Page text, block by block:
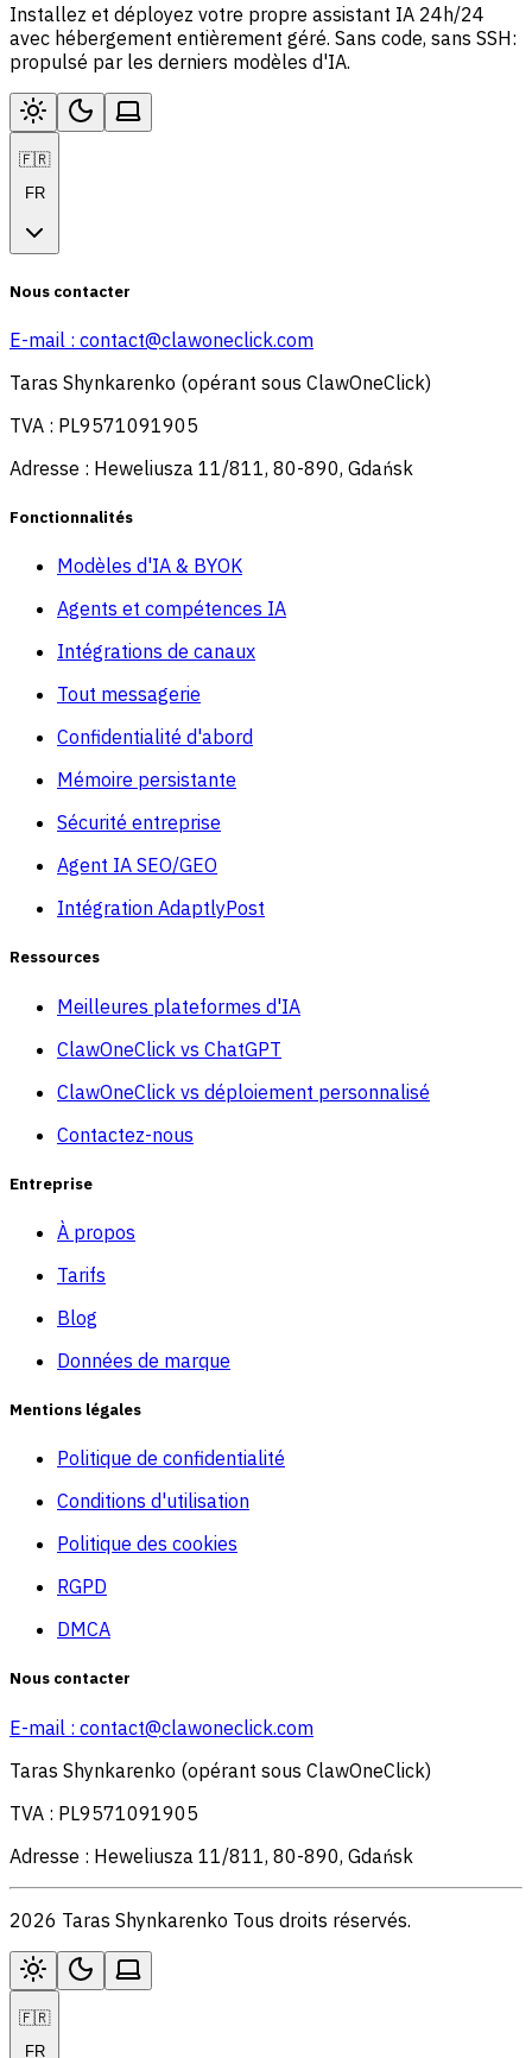
Installez et déployez votre propre assistant IA 24h/24
avec hébergement entièrement géré. Sans code, sans SSH:
propulsé par les derniers modèles d'IA.
🇫🇷
FR
Nous contacter
E-mail : contact@clawoneclick.com
Taras Shynkarenko (opérant sous ClawOneClick)
TVA : PL9571091905
Adresse : Heweliusza 11/811, 80-890, Gdańsk
Fonctionnalités
Modèles d'IA & BYOK
Agents et compétences IA
Intégrations de canaux
Tout messagerie
Confidentialité d'abord
Mémoire persistante
Sécurité entreprise
Agent IA SEO/GEO
Intégration AdaptlyPost
Ressources
Meilleures plateformes d'IA
ClawOneClick vs ChatGPT
ClawOneClick vs déploiement personnalisé
Contactez-nous
Entreprise
À propos
Tarifs
Blog
Données de marque
Mentions légales
Politique de confidentialité
Conditions d'utilisation
Politique des cookies
RGPD
DMCA
Nous contacter
E-mail : contact@clawoneclick.com
Taras Shynkarenko (opérant sous ClawOneClick)
TVA : PL9571091905
Adresse : Heweliusza 11/811, 80-890, Gdańsk
2026 Taras Shynkarenko Tous droits réservés.
🇫🇷
FR